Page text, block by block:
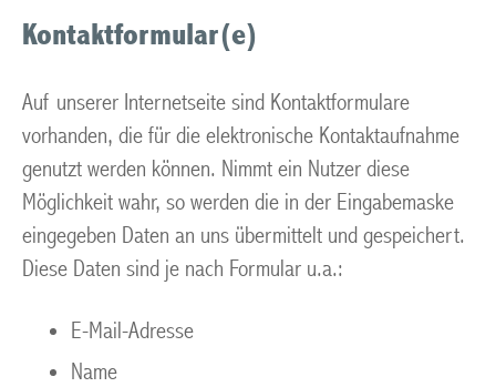
Kontaktformular(e)
Auf unserer Internetseite sind Kontaktformulare
vorhanden, die für die elektronische Kontaktaufnahme
genutzt werden können. Nimmt ein Nutzer diese
Möglichkeit wahr, so werden die in der Eingabemaske
eingegeben Daten an uns übermittelt und gespeichert.
Diese Daten sind je nach Formular u.a.:
E-Mail-Adresse
Name